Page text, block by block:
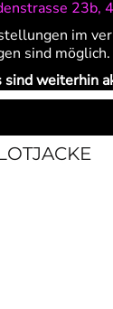
23b,
im
sind möglich.
sind weiterhin